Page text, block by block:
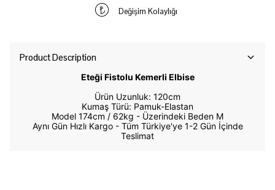
Değişim Kolaylığı
Product Description
Eteği Fistolu Kemerli Elbise
Ürün Uzunluk: 120cm
Kumaş Türü: Pamuk-Elastan
Model 174cm / 62kg - Üzerindeki Beden M
Aynı Gün Hızlı Kargo - Tüm Türkiye'ye 1-2 Gün İçinde
Teslimat